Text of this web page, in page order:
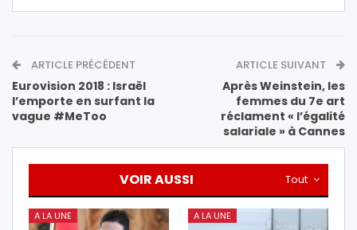
ARTICLE PRÉCÉDENT
Eurovision 2018 : Israël
l’emporte en surfant la
vague #MeToo
ARTICLE SUIVANT
Après Weinstein, les
femmes du 7e art
réclament « l’égalité
salariale » à Cannes
Tout
VOIR AUSSI
A LA UNE A LA UNE